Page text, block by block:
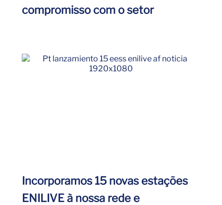
compromisso com o setor
Incorporamos 15 novas estações
ENILIVE à nossa rede e